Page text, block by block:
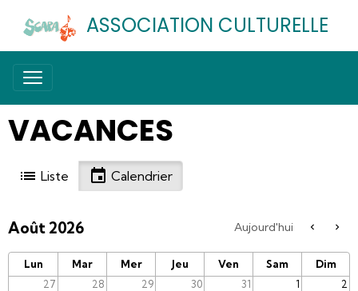
ASSOCIATION CULTURELLE
VACANCES
Liste Calendrier
Août 2026 Aujourd'hui
Lun Mar Mer Jeu Ven Sam
Dim
27
28 29 30 31 1 2